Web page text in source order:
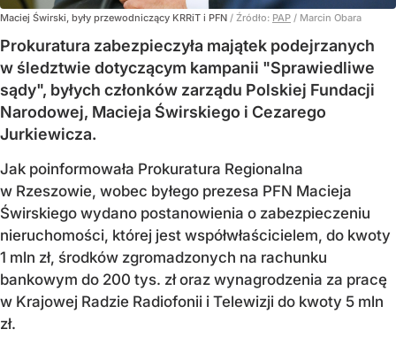
Maciej Świrski, były przewodniczący KRRiT i PFN / Źródło: PAP / Marcin Obara
Prokuratura zabezpieczyła majątek podejrzanych
w śledztwie dotyczącym kampanii "Sprawiedliwe
sądy", byłych członków zarządu Polskiej Fundacji
Narodowej, Macieja Świrskiego i Cezarego
Jurkiewicza.
Jak poinformowała Prokuratura Regionalna
w Rzeszowie, wobec byłego prezesa PFN Macieja
Świrskiego wydano postanowienia o zabezpieczeniu
nieruchomości, której jest współwłaścicielem, do kwoty
1 mln zł, środków zgromadzonych na rachunku
bankowym do 200 tys. zł oraz wynagrodzenia za pracę
w Krajowej Radzie Radiofonii i Telewizji do kwoty 5 mln
zł.